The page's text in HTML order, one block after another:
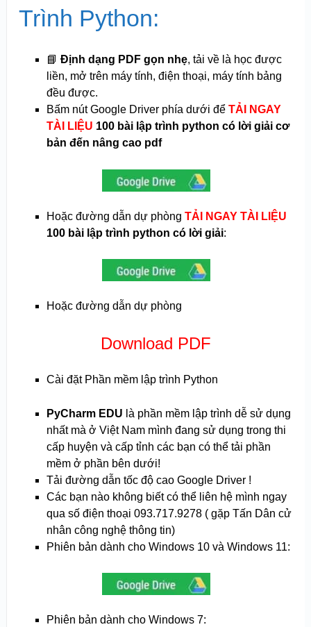
Trình Python:
📘 Định dạng PDF gọn nhẹ, tải về là học được
liền, mở trên máy tính, điện thoại, máy tính bảng
đều được.
Bấm nút Google Driver phía dưới để TẢI NGAY
TÀI LIỆU 100 bài lập trình python có lời giải cơ
bản đến nâng cao pdf
Hoặc đường dẫn dự phòng TẢI NGAY TÀI LIỆU
100 bài lập trình python có lời giải:
Hoặc đường dẫn dự phòng
Download PDF
Cài đặt Phần mềm lập trình Python
PyCharmEDU là phần mềm lập trình dễ sử dụng
nhất mà ở Việt Nam mình đang sử dụng trong thi
cấp huyện và cấp tỉnh các bạn có thể tải phần
mềm ở phần bên dưới!
Tải đường dẫn tốc độ cao Google Driver !
Các bạn nào không biết có thể liên hệ mình ngay
qua số điện thoại 093.717.9278 ( gặp Tấn Dân cử
nhân công nghệ thông tin)
Phiên bản dành cho Windows 10 và Windows 11:
Phiên bản dành cho Windows 7: